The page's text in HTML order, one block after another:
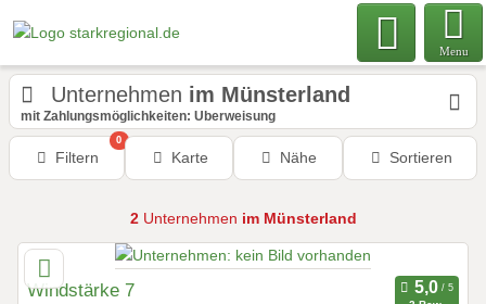
Menu
Unternehmen im Münsterland
mit Zahlungsmöglichkeiten: Überweisung
Filtern
0
Karte Nähe Sortieren
2Unternehmen im Münsterland
Windstärke 7